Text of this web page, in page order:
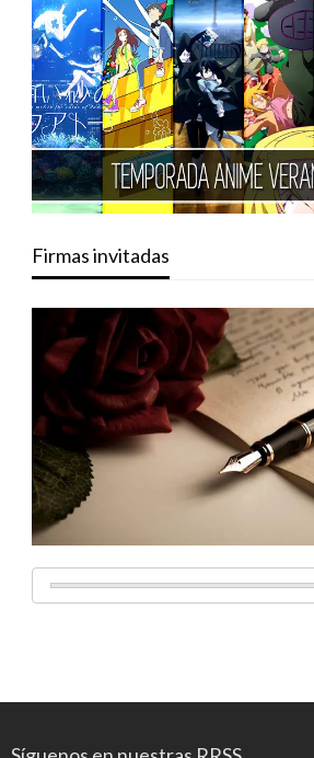
Firmas invitadas